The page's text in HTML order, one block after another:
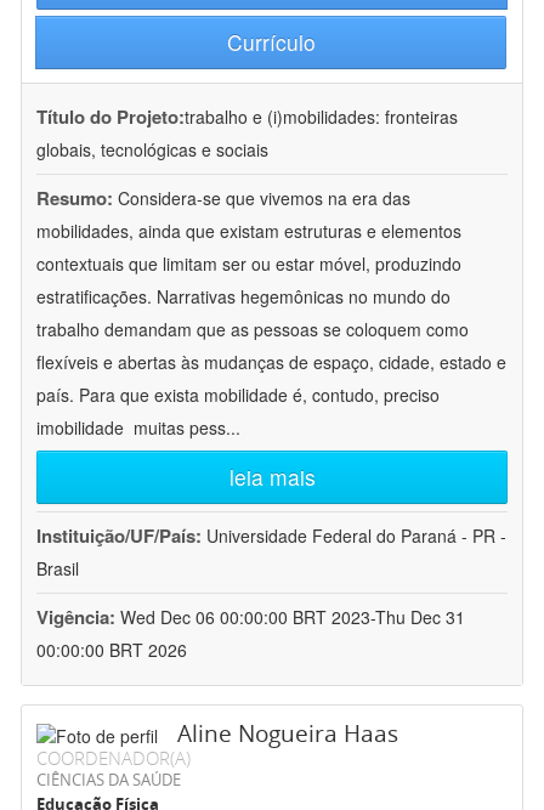
Currículo
Título do Projeto:trabalho e (i)mobilidades: fronteiras
globais, tecnológicas e sociais
Resumo: Considera-se que vivemos na era das
mobilidades, ainda que existam estruturas e elementos
contextuais que limitam ser ou estar móvel, produzindo
estratificações. Narrativas hegemônicas no mundo do
trabalho demandam que as pessoas se coloquem como
flexíveis e abertas às mudanças de espaço, cidade, estado e
país. Para que exista mobilidade é, contudo, preciso
imobilidade  muitas pess...
leia mais
Instituição/UF/País: Universidade Federal do Paraná - PR -
Brasil
Vigência: Wed Dec 06 00:00:00 BRT 2023-Thu Dec 31
00:00:00 BRT 2026
Aline Nogueira Haas
COORDENADOR(A)
CIÊNCIAS DA SAÚDE
Educação Física